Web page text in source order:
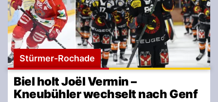
Stürmer-Rochade
Biel holt Joël Vermin –
Kneubühler wechselt nach Genf